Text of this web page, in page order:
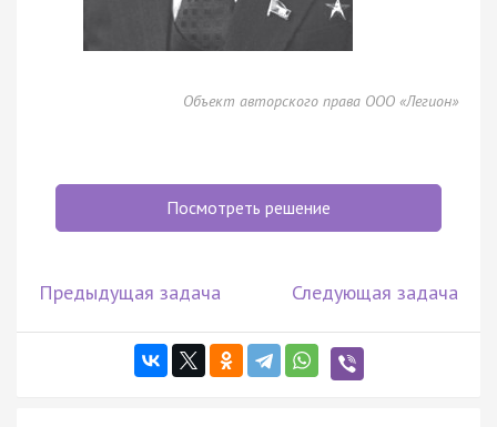
Объект авторского права ООО «Легион»
Посмотреть решение
Предыдущая задача Следующая задача